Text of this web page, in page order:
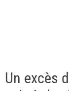
Un excès